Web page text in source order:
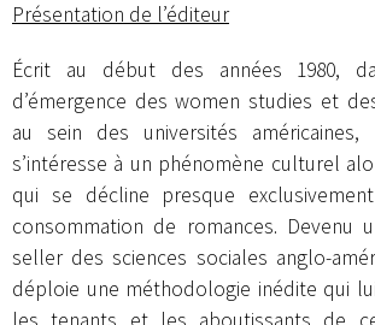
Présentation de l’éditeur
Écrit au début des années 1980,
d’émergence des women studies et
au sein des universités
s’intéresse à un phénomène culturel
qui se décline presque
consommation de romances. Devenu
seller des sciences sociales anglo-
déploie une méthodologie inédite qui